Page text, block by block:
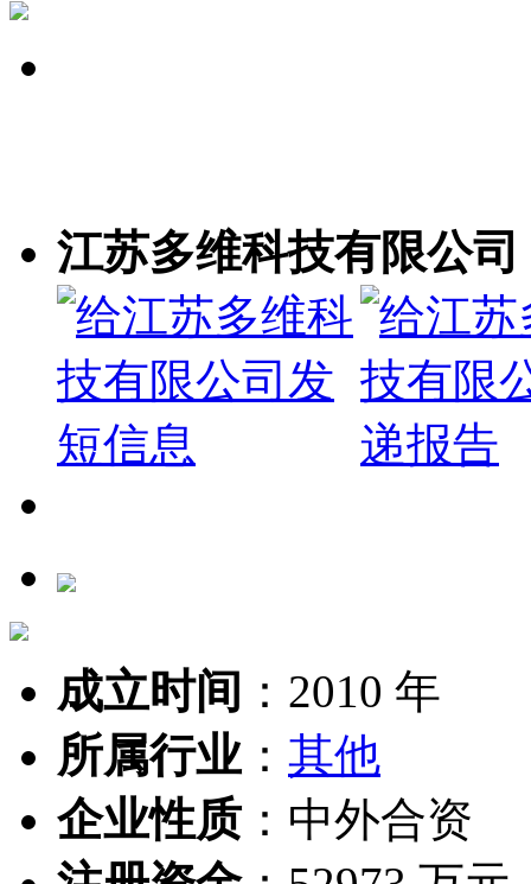
江苏多维科技有限公司
成立时间 ： 2010 年
所属行业： 其他
企业性质： 中外合资